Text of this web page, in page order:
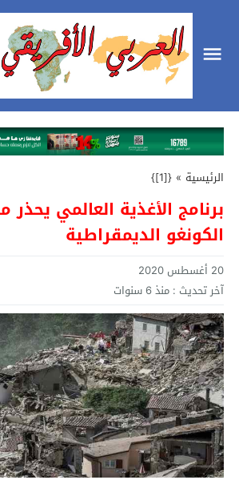
الرئيسية »
{[1]}
برنامج الأغذية العالمي
الكونغو الديمقراطية
20 أغسطس 2020
آخر تحديث : منذ 6 سنوات